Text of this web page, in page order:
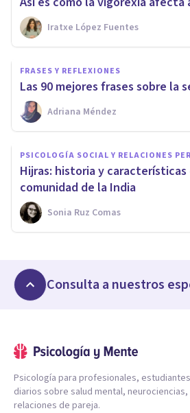
Iratxe López Fuentes
FRASES Y REFLEXIONES
Las 90 mejores frases sobre la
Adriana Méndez
PSICOLOGÍA SOCIAL Y RELACIONES
Hijras: historia y
comunidad de la India
Sonia Ruz Comas
Consulta a nuestros
Psicología para profesionales,
diarios sobre salud mental,
relaciones de pareja.